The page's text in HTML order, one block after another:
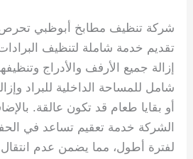
شركة تنظيف مطابخ أبوظبي تحرص
تقديم خدمة شاملة لتنظيف
إزالة جميع الأرفف والأدراج
شامل للمساحة الداخلية للبراد
أو بقايا طعام قد تكون عالقة.
الشركة خدمة تعقيم تساعد في
لفترة أطول، مما يضمن عدم انتقال